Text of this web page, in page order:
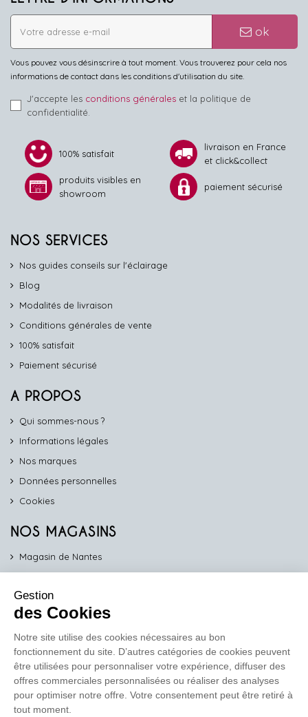
ok
Vous pouvez vous désinscrire à tout moment. Vous trouverez pour cela nos
informations de contact dans les conditions d'utilisation du site.
J'accepte les conditions générales et la politique de
confidentialité.
100% satisfait
livraison en France
et click&collect
produits visibles en
showroom
paiement sécurisé
NOS SERVICES
Nos guides conseils sur l'éclairage
Blog
Modalités de livraison
Conditions générales de vente
100% satisfait
Paiement sécurisé
A PROPOS
Qui sommes-nous ?
Informations légales
Nos marques
Données personnelles
Cookies
NOS MAGASINS
Magasin de Nantes
Magasin de Vannes
Magasin d'Orléans
COMPTOIR PRO
work
Comptoir des Lustres vous propose ses services dédiés aux
Gestion
des Cookies
Notre site utilise des cookies nécessaires au bon
fonctionnement du site. D’autres catégories de cookies peuvent
être utilisées pour personnaliser votre expérience, diffuser des
offres commerciales personnalisées ou réaliser des analyses
pour optimiser notre offre. Votre consentement peut être retiré à
tout moment.